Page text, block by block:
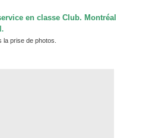
en classe Club. Montréal
.
la prise de photos.